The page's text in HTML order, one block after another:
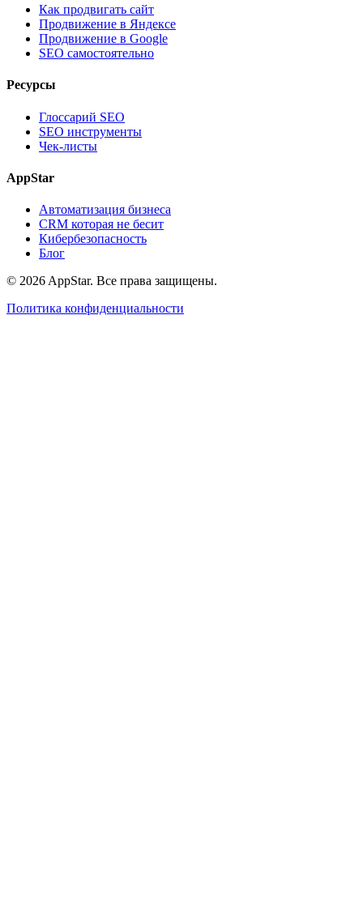
Как продвигать сайт
Продвижение в Яндексе
Продвижение в Google
SEO самостоятельно
Ресурсы
Глоссарий SEO
SEO инструменты
Чек-листы
AppStar
Автоматизация бизнеса
CRM которая не бесит
Кибербезопасность
Блог
© 2026 AppStar. Все права защищены.
Политика конфиденциальности